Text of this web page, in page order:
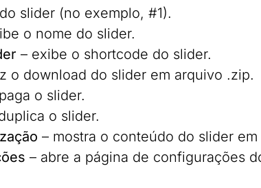
slider (no exemplo, #1).
o nome do slider.
– exibe o shortcode do slider.
o download do slider em arquivo .zip.
o slider.
o slider.
– mostra o conteúdo do slider
– abre a página de configurações